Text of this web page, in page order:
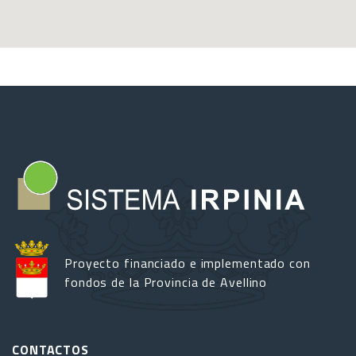
Proyecto financiado e implementado con
fondos de la Provincia de Avellino
CONTACTOS